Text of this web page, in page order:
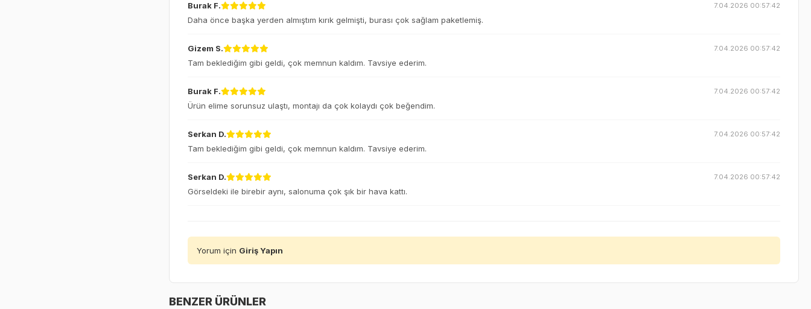
Burak F. 7.04.2026 00:57:42
Daha önce başka yerden almıştım kırık gelmişti, burası çok sağlam paketlemiş.
Gizem S. 7.04.2026 00:57:42
Tam beklediğim gibi geldi, çok memnun kaldım. Tavsiye ederim.
Burak F. 7.04.2026 00:57:42
Ürün elime sorunsuz ulaştı, montajı da çok kolaydı çok beğendim.
Serkan D. 7.04.2026 00:57:42
Tam beklediğim gibi geldi, çok memnun kaldım. Tavsiye ederim.
Serkan D. 7.04.2026 00:57:42
Görseldeki ile birebir aynı, salonuma çok şık bir hava kattı.
Yorum için Giriş Yapın
BENZER ÜRÜNLER